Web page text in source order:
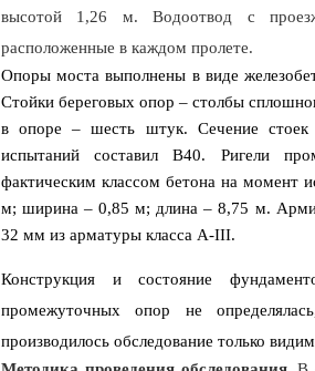
высотой 1,26 м. Водоотвод с
расположенные в каждом пролете.
Опоры моста выполнены в виде
Стойки береговых опор – столбы
в опоре – шесть штук. Сечение
испытаний составил В40. Ригели
фактическим классом бетона на момент
м; ширина – 0,85 м; длина – 8,75 м.
32 мм из арматуры класса А-III.
Конструкция и состояние
промежуточных опор не
производилось обследование только